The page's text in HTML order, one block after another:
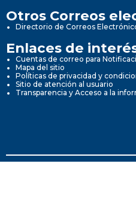
Otros Correos
Directorio de Correos
Enlaces de
Cuentas de correo para
Mapa del sitio
Políticas de privacidad y
Sitio de atención al usuario
Transparencia y Acceso a la